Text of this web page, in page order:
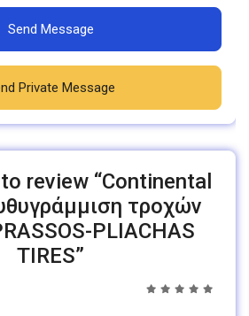
Send Message
Private Message
review “Continental
τροχών
PLIACHAS
TIRES”